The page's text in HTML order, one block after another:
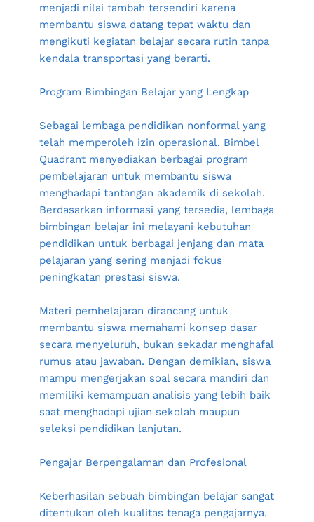
menjadi nilai tambah tersendiri karena
membantu siswa datang tepat waktu dan
mengikuti kegiatan belajar secara rutin tanpa
kendala transportasi yang berarti.
Program Bimbingan Belajar yang Lengkap
Sebagai lembaga pendidikan nonformal yang
telah memperoleh izin operasional, Bimbel
Quadrant menyediakan berbagai program
pembelajaran untuk membantu siswa
menghadapi tantangan akademik di sekolah.
Berdasarkan informasi yang tersedia, lembaga
bimbingan belajar ini melayani kebutuhan
pendidikan untuk berbagai jenjang dan mata
pelajaran yang sering menjadi fokus
peningkatan prestasi siswa.
Materi pembelajaran dirancang untuk
membantu siswa memahami konsep dasar
secara menyeluruh, bukan sekadar menghafal
rumus atau jawaban. Dengan demikian, siswa
mampu mengerjakan soal secara mandiri dan
memiliki kemampuan analisis yang lebih baik
saat menghadapi ujian sekolah maupun
seleksi pendidikan lanjutan.
Pengajar Berpengalaman dan Profesional
Keberhasilan sebuah bimbingan belajar sangat
ditentukan oleh kualitas tenaga pengajarnya.